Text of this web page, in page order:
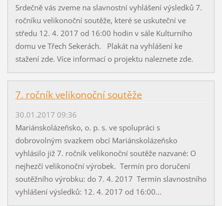
Srdečně vás zveme na slavnostní vyhlášení výsledků 7.
ročníku velikonoční soutěže, které se uskuteční ve
středu 12. 4. 2017 od 16:00 hodin v sále Kulturního
domu ve Třech Sekerách. Plakát na vyhlášení ke
stažení zde. Více informací o projektu naleznete zde.
7. ročník velikonoční soutěže
30.01.2017 09:36
Mariánskolázeňsko, o. p. s. ve spolupráci s
dobrovolným svazkem obcí Mariánskolázeňsko
vyhlásilo již 7. ročník velikonoční soutěže nazvané: O
nejhezčí velikonoční výrobek. Termín pro doručení
soutěžního výrobku: do 7. 4. 2017 Termín slavnostního
vyhlášení výsledků: 12. 4. 2017 od 16:00...